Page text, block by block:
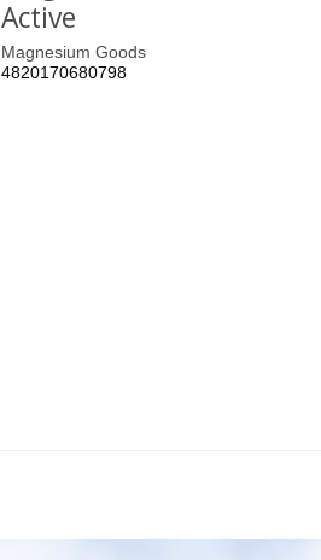
Active
Magnesium Goods
4820170680798